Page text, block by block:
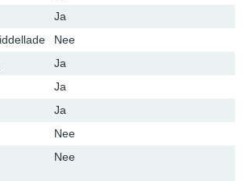
Ja
Nee
Ja
Ja
Ja
Nee
Nee